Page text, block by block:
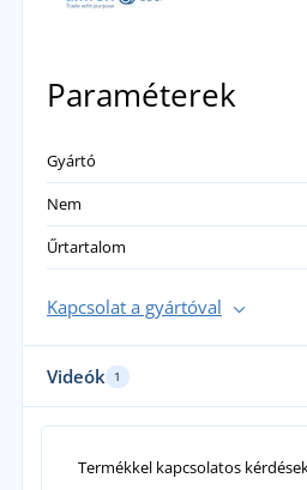
Paraméterek
Gyártó
Nem
Űrtartalom
Kapcsolat a gyártóval
Videók 1
Termékkel kapcsolatos